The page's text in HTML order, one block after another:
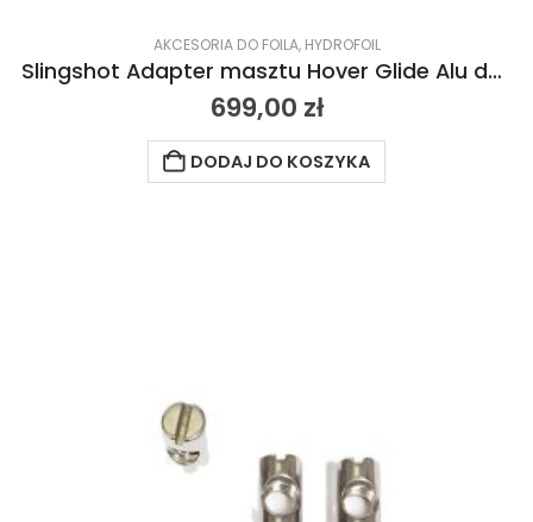
AKCESORIA DO FOILA, HYDROFOIL
Slingshot Adapter masztu Hover Glide Alu do Foila Phantasm 2022
699,00 zł
DODAJ DO KOSZYKA